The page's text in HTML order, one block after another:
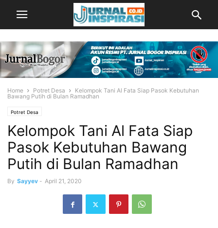
Home Potret Desa
Kelompok Tani Al Fata Siap Pasok Kebutuhan
Bawang Putih di Bulan Ramadhan
Potret Desa
Kelompok Tani Al Fata Siap
Pasok Kebutuhan Bawang
Putih di Bulan Ramadhan
By Sayyev - April 21, 2020